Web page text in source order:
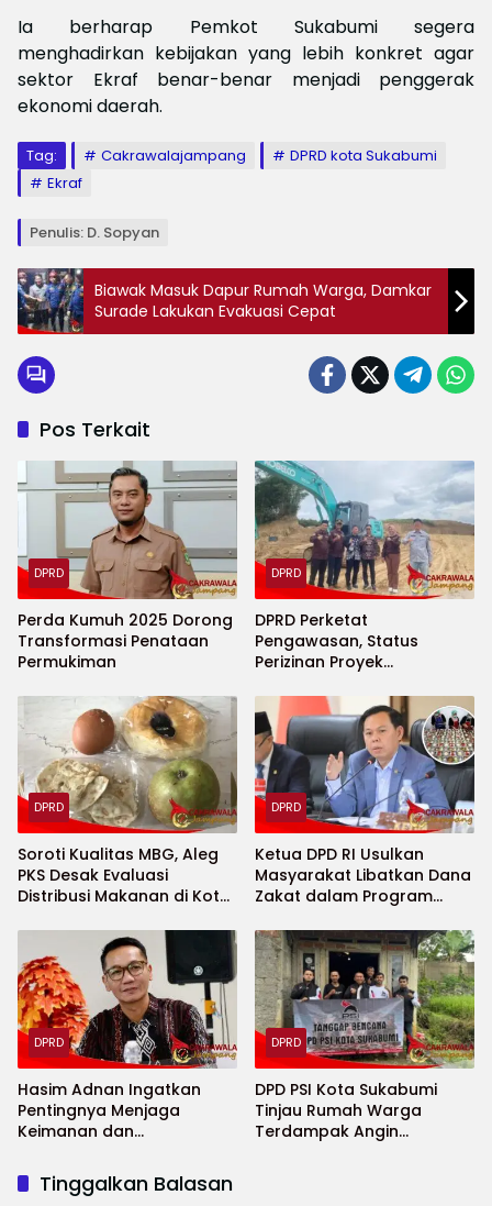
Ia berharap Pemkot Sukabumi segera
menghadirkan kebijakan yang lebih konkret agar
sektor Ekraf benar-benar menjadi penggerak
ekonomi daerah.
Tag: Cakrawalajampang
DPRD kota Sukabumi
Ekraf
Penulis: D. Sopyan
Biawak Masuk Dapur Rumah Warga, Damkar
Surade Lakukan Evakuasi Cepat
Pos Terkait
DPRD
Perda Kumuh 2025 Dorong
Transformasi Penataan
Permukiman
DPRD
DPRD Perketat
Pengawasan, Status
Perizinan Proyek
Ditelusuri
DPRD
Soroti Kualitas MBG, Aleg
PKS Desak Evaluasi
Distribusi Makanan di Kota
DPRD
Ketua DPD RI Usulkan
Masyarakat Libatkan Dana
Zakat dalam Program
DPRD
Hasim Adnan Ingatkan
Pentingnya Menjaga
Keimanan dan
Puasa
DPRD
DPD PSI Kota Sukabumi
Tinjau Rumah Warga
Terdampak Angin
Tinggalkan Balasan